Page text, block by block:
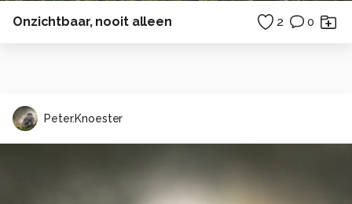
Onzichtbaar, nooit alleen 2 0
Peter.Knoester